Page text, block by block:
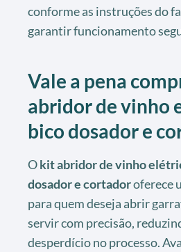
conforme as instruções do
garantir funcionamento
Vale a pena
abridor de vinho
bico dosador e
Okit abridor de vinho
dosador e cortadoroferece
para quem deseja abrir
servir com precisão,
desperdício no processo.